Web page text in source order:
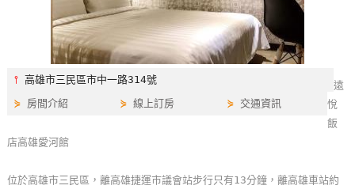
網
紅
你
⫯高雄市三民區市中一路314號
⋟ 房間介紹 ⋟線上訂房 ⋟ 交通資訊
遠
悅
飯
店高雄愛河館
位於高雄市三民區，離高雄捷運市議會站步行只有13分鐘，離高雄車站約